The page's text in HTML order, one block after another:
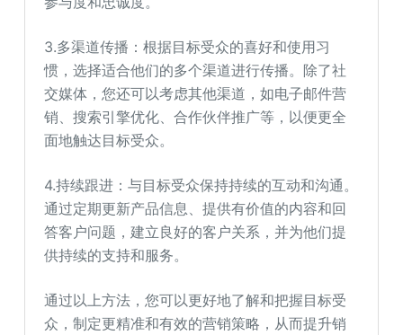
3.多渠道传播：根据目标受众的喜好和使用习
惯，选择适合他们的多个渠道进行传播。除了社
交媒体，您还可以考虑其他渠道，如电子邮件营
销、搜索引擎优化、合作伙伴推广等，以便更全
面地触达目标受众。
4.持续跟进：与目标受众保持持续的互动和沟通。
通过定期更新产品信息、提供有价值的内容和回
答客户问题，建立良好的客户关系，并为他们提
供持续的支持和服务。
通过以上方法，您可以更好地了解和把握目标受
众，制定更精准和有效的营销策略，从而提升销